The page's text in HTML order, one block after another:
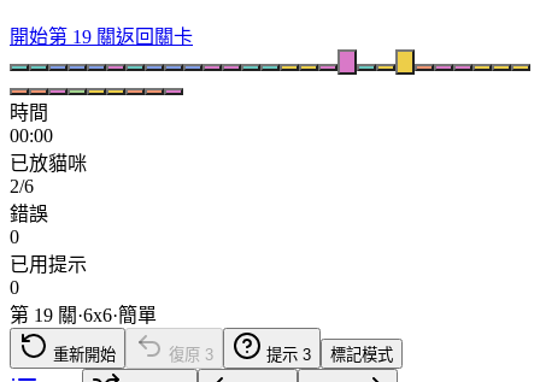
開始第 19 關返回關卡
時間
00:00
已放貓咪
2/6
錯誤
0
已用提示
0
第 19 關·6x6·簡單
重新開始 復原 3 提示 3 標記模式